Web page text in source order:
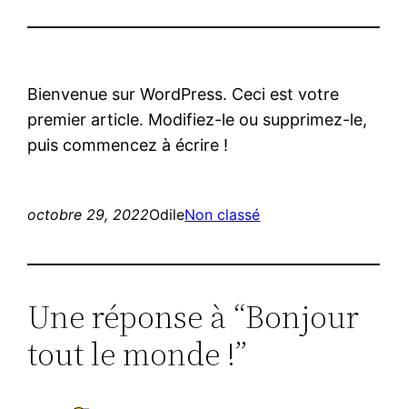
Bienvenue sur WordPress. Ceci est votre
premier article. Modifiez-le ou supprimez-le,
puis commencez à écrire !
octobre 29, 2022OdileNon classé
Une réponse à “Bonjour
tout le monde !”